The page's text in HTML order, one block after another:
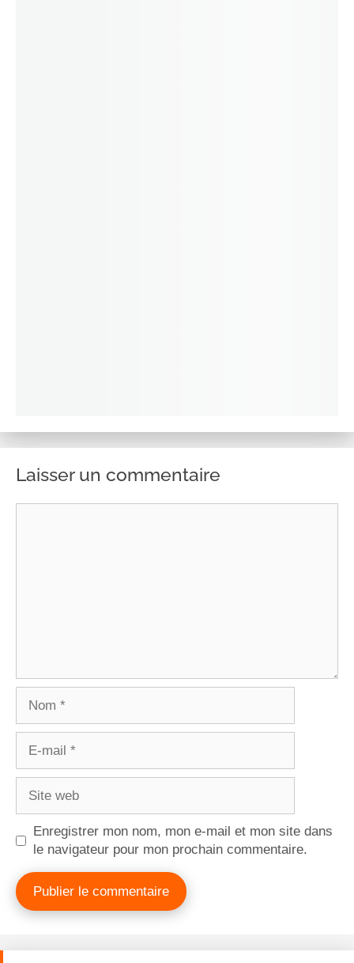
Laisser un commentaire
Enregistrer mon nom, mon e-mail et mon site dans
le navigateur pour mon prochain commentaire.